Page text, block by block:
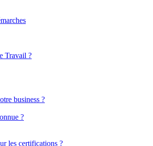
Travail ?
business ?
?
les certifications ?